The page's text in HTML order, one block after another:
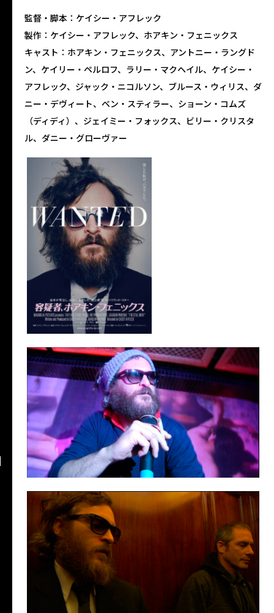
監督・脚本：ケイシー・アフレック
製作：ケイシー・アフレック、ホアキン・フェニックス
キャスト：ホアキン・フェニックス、アントニー・ラングド
ン、ケイリー・ペルロフ、ラリー・マクヘイル、ケイシー・
アフレック、ジャック・ニコルソン、ブルース・ウィリス、ダ
ニー・デヴィート、ベン・スティラー、ショーン・コムズ
（ディディ）、ジェイミー・フォックス、ビリー・クリスタ
ル、ダニー・グローヴァー